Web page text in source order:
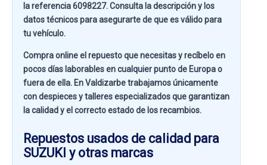
la referencia6098227. Consulta la descripción y los
datos técnicos para asegurarte de que es válido para
tu vehículo.
Compra online el repuesto que necesitas y recíbelo en
pocos días laborables en cualquier punto de Europa o
fuera de ella. EnValdizarbetrabajamos únicamente
con despieces y talleres especializados que garantizan
la calidad y el correcto estado de los recambios.
Repuestos usados de calidad para
SUZUKI y otras marcas